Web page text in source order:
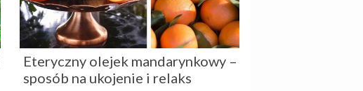
Eteryczny olejek mandarynkowy –
sposób na ukojenie i relaks